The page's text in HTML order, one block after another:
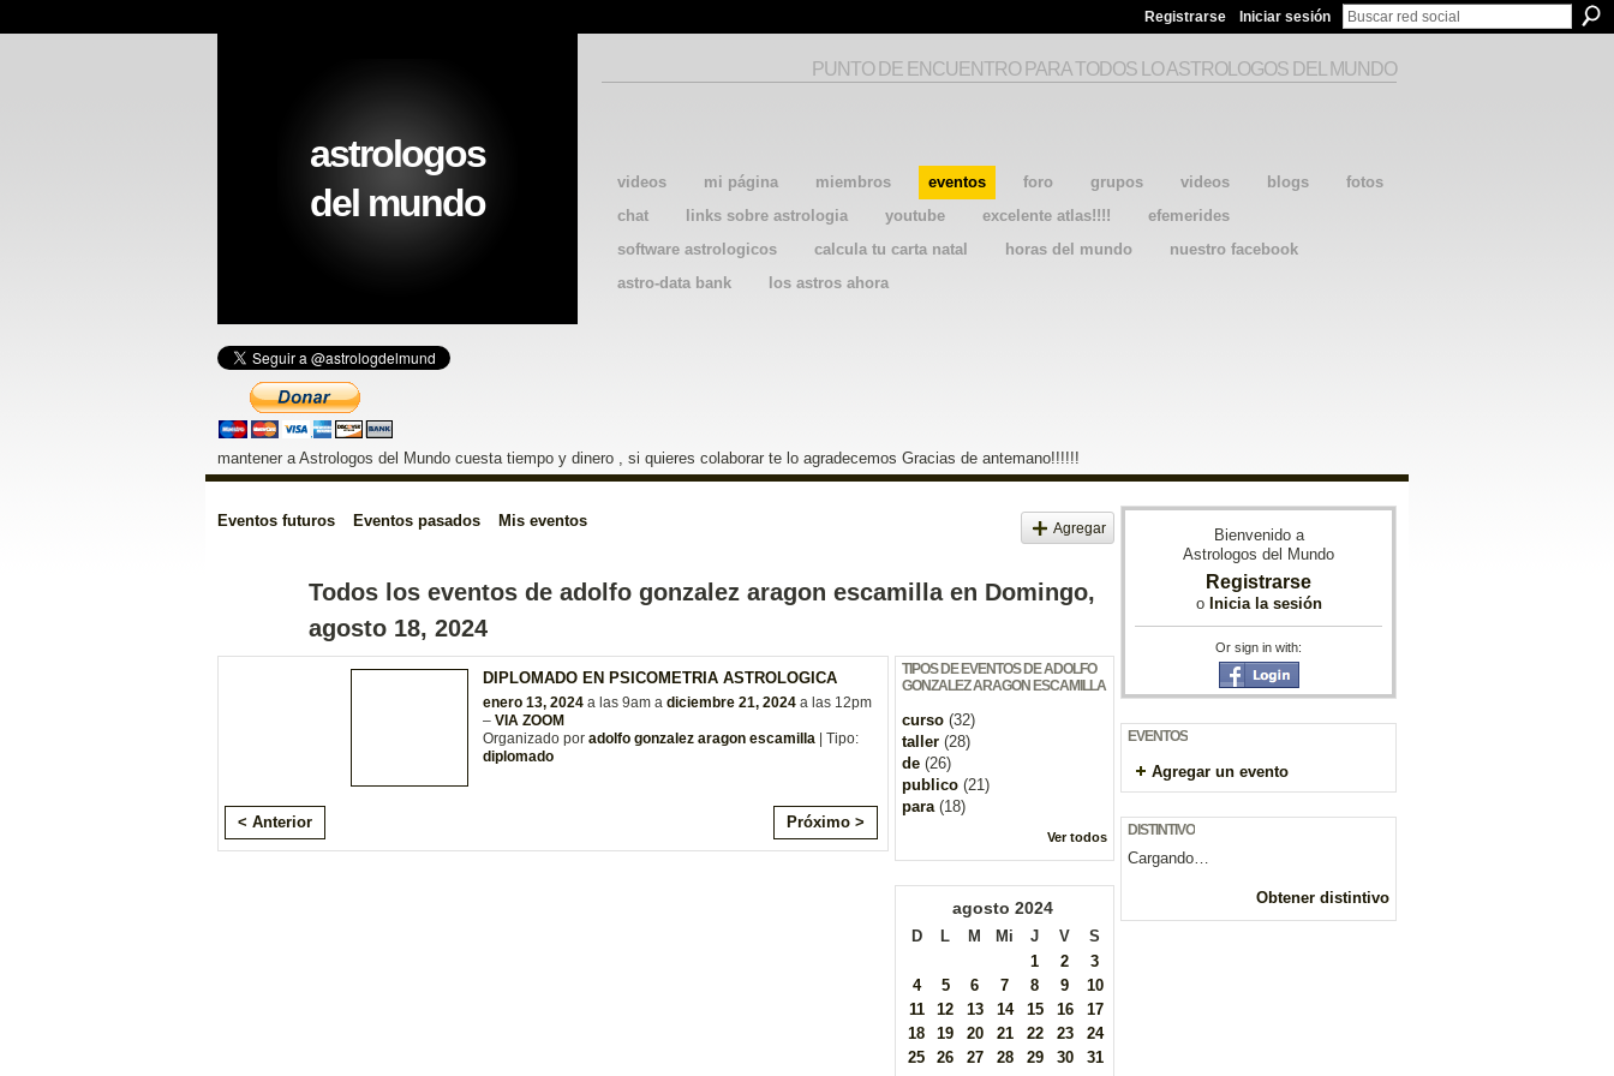
Registrarse Iniciar sesión
videos mi página miembros eventos foro grupos videos blogs
fotos
chat
links sobre astrologia youtube excelente atlas!!!!
efemerides
software astrologicos
calcula tu carta natal horas del mundo
nuestro facebook
astro-data bank
los astros ahora
astrologos
del mundo
PUNTO DE ENCUENTRO PARA TODOS LO ASTROLOGOS DEL MUNDO
mantener a Astrologos del Mundo cuesta tiempo y dinero , si quieres colaborar te lo agradecemos Gracias de antemano!!!!!!
Eventos futuros Eventos pasados Mis eventos Agregar
Todos los eventos de adolfo gonzalez aragon escamilla en Domingo,
agosto 18, 2024
DIPLOMADO EN PSICOMETRIA ASTROLOGICA
enero 13, 2024 a las 9am a diciembre 21, 2024 a las 12pm
– VIA ZOOM
Organizado por adolfo gonzalez aragon escamilla | Tipo:
diplomado
< Anterior Próximo >
TIPOS DE EVENTOS DE ADOLFO
GONZALEZ ARAGON ESCAMILLA
curso (32)
taller (28)
de (26)
publico (21)
para(18)
Ver todos
agosto 2024
D L M Mi J V
S
1
2
3
4
5 6 7 8 9
10
11
12 13 14 15 16
17
18
19 20 21 22 23
24
25
26 27 28 29 30 31
Bienvenido a
Astrologos del Mundo
Registrarse
o Inicia la sesión
Or sign in with:
EVENTOS
Agregar un evento
DISTINTIVO
Cargando…
Obtener distintivo